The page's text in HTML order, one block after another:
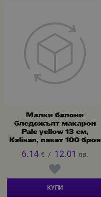
Малки балони
бледожълт макарон
Pale yellow 13 см,
Kalisan, пакет 100 броя
6.14 € / 12.01 лв.
КУПИ